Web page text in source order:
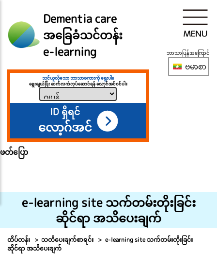
Dementia care
အခြေခံသင်တန်း
e-learning
သင်ယူလိုသော ဘာသာစကားကို ရွေးပါ။
ရွေးချယ်ပြီး ဆက်လက်လုပ်ဆောင်ရန် လော့ဂ်အင်ဝင်ပါ။
ID ရှိရင်
လော့ဂ်အင်
ဖတ်ပြော
ဘာသာပြန်အကြောင်
ဗမာစာ
e-learning site သက်တမ်းတိုးခြင်း
ဆိုင်ရာ အသိပေးချက်
ထိပ်တန်း သတိပေးချက်စာရင်း
e-learning site သက်တမ်းတိုးခြင်း
ဆိုင်ရာ အသိပေးချက်